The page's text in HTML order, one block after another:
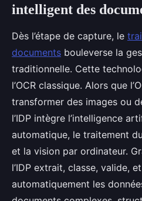
intelligent des
Dès l’étape de capture, le
documents bouleverse la
traditionnelle. Cette
l’OCR classique. Alors que
transformer des images ou
l’IDP intègre l’intelligence
automatique, le traitement
et la vision par ordinateur.
l’IDP extrait, classe, valide,
automatiquement les